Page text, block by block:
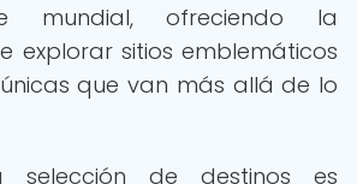
mundial, ofreciendo la
explorar sitios emblemáticos
que van más allá de lo
selección de destinos es